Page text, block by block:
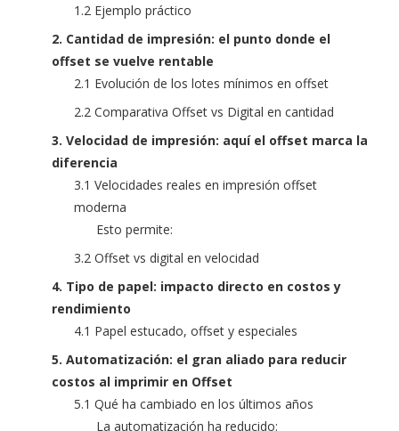
1.2 Ejemplo práctico
2. Cantidad de impresión: el punto donde el
offset se vuelve rentable
2.1 Evolución de los lotes mínimos en offset
2.2 Comparativa Offset vs Digital en cantidad
3. Velocidad de impresión: aquí el offset marca la
diferencia
3.1 Velocidades reales en impresión offset
moderna
Esto permite:
3.2 Offset vs digital en velocidad
4. Tipo de papel: impacto directo en costos y
rendimiento
4.1 Papel estucado, offset y especiales
5. Automatización: el gran aliado para reducir
costos al imprimir en Offset
5.1 Qué ha cambiado en los últimos años
La automatización ha reducido: